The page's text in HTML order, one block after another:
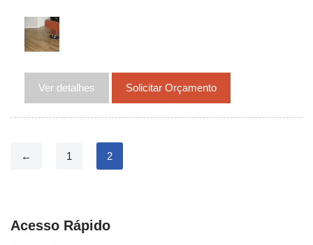
Ver detalhes Solicitar Orçamento
← 1 2
Acesso Rápido